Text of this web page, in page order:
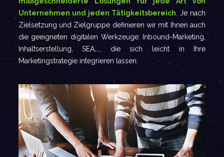
Unternehmen und jeden Tätigkeitsbereich . Je nach
Zielsetzung und Zielgruppe definieren wir mit Ihnen auch
die geeigneten digitalen Werkzeuge: Inbound-Marketing,
Inhaltserstellung, SEA,…, die sich leicht in Ihre
Marketingstrategie integrieren lassen.